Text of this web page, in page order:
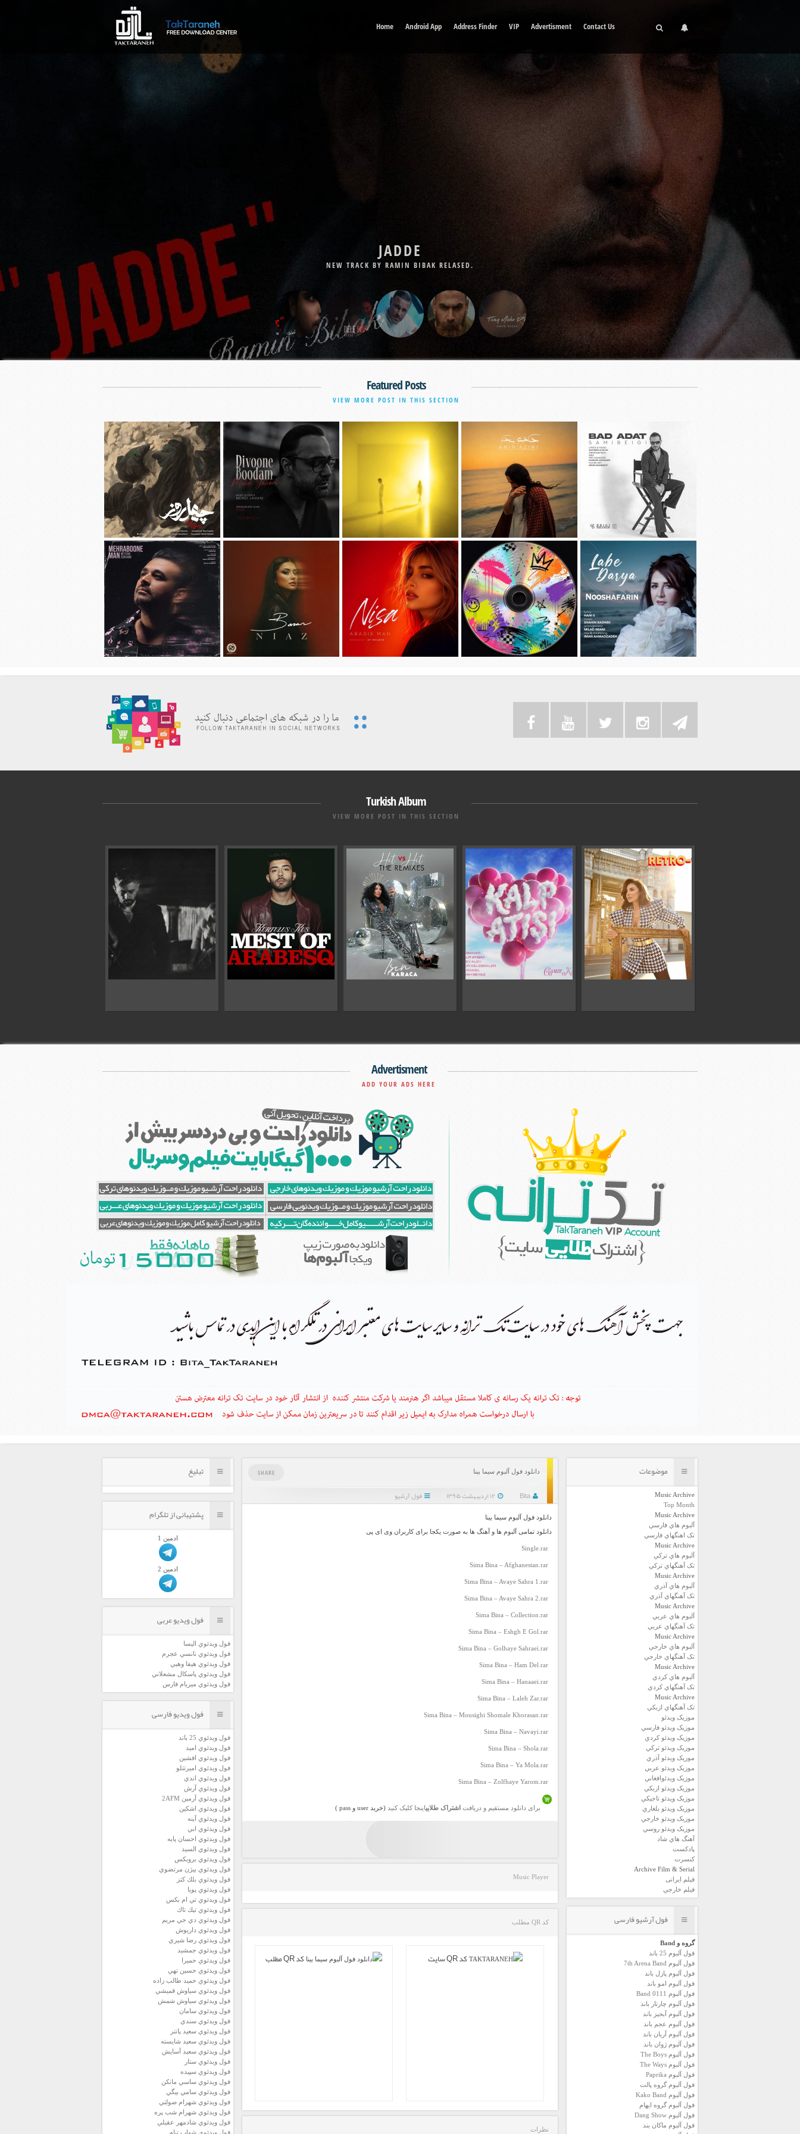
Home Android App Address Finder VIP Advertisment Contact Us
JADDE
NEW TRACK BY RAMIN BIBAK RELASED.
DELE MAN
NEW TRACK BY BABAK JAHANBAKHSH RELASED.
Featured Posts
VIEW MORE POST IN THIS SECTION
دانلود آهنگ جديد محسن چاوشی به نام
چهل روز
دانلود آهنگ جديد مهدی جهانی به نام
دیوونه بودم
دانلود آهنگ جديد سیجل و سوگند به نام
وقتی رفت
دانلود آهنگ جديد امیر عظیمی به نام
دختر بندر
دانلود آهنگ جديد سامی بیگی به نام بد
عادت
مهربون من
Turkish Album
VIEW MORE POST IN THIS SECTION
Advertisment
ADD YOUR ADS HERE
موضوعات
Music Archive
Top Month
Music Archive
آلبوم هاي فارسي
تک اهنگهاي فارسي
Music Archive
آلبوم هاي ترکي
تک آهنگهاي ترکي
Music Archive
آلبوم هاي آذري
تک آهنگهاي آذري
Music Archive
آلبوم هاي عربي
تک آهنگهاي عربي
Music Archive
آلبوم هاي خارجي
تک آهنگهاي خارجي
Music Archive
آلبوم هاي کردي
تک آهنگهاي کردي
Music Archive
تک آهنگهاي ازبکي
موزيک ويدئو
موزيک ويدئو فارسي
موزيک ويدئو كردي
موزيک ويدئو تركي
موزيک ويدئو آذري
موزيک ويدئو عربي
موزيک ويدئوافغاني
موزيک ويدئو ازبكي
موزيک ويدئو تاجيكي
موزيک ويدئو بلغاري
موزيک ويدئو خارجي
موزيک ويدئو روسي
آهنگ هاي شاد
پادكست
كنسرت
Archive Film & Serial
فیلم ایرانی
فیلم خارجي
فول آرشیو فارسی
گروه و Band
فول آلبوم 25 باند
فول آلبوم 7th Arena Band
فول آلبوم پازل باند
فول آلبوم امو باند
فول آلبوم 0111 Band
فول آلبوم چارتار باند
فول آلبوم آبجيز باند
فول آلبوم عجم باند
فول آلبوم آريان باند
فول آلبوم ژوان باند
فول آلبوم The Boys
فول آلبوم The Ways
فول آلبوم Paprika
فول آلبوم گروه پالت
فول آلبوم Kako Band
فول آلبوم گروه ایهام
فول آلبوم Dang Show
فول آلبوم ماکان بند
دانلود فول آلبوم سيما بينا
Bita فول آرشیو
SHARE
دانلود فول آلبوم سيما بينا
دانلود تمامی آلبوم ها و آهنگ ها به صورت یکجا برای کاربران وی ای پی
Single.rar
Sima Bina – Afghanestan.rar
Sima Bina – Avaye Sahra 1.rar
Sima Bina – Avaye Sahra 2.rar
Sima Bina – Collection.rar
Sima Bina – Eshgh E Gol.rar
Sima Bina – Golhaye Sahraei.rar
Sima Bina – Ham Del.rar
Sima Bina – Hanaaei.rar
Sima Bina – Laleh Zar.rar
Sima Bina – Mousighi Shomale Khorasan.rar
Sima Bina – Navayi.rar
Sima Bina – Shola.rar
Sima Bina – Ya Mola.rar
Sima Bina – Zolfhaye Yarom.rar
برای دانلود مستقیم و دریافت اشتراک طلاییاینجا کلیک کنید (خرید user و pass )
Music Player
کد QR مطلب
کد QR مطلب کد QR سایت
نظرات
تبلیغ
پشتیبانی از تلگرام
ادمين 1
ادمين 2
فول ویدیو عربی
فول ويدئوي اليسا
فول ويدئوي نانسي عجرم
فول ويدئوي هيفا وهبي
فول ويدئوي پاسكال مشعلاني
فول ويدئوي ميريام فارس
فول ویدیو فارسی
فول ويدئوي 25 باند
فول ويدئوي اميد
فول ويدئوي افشين
فول ويدئوي اميرتتلو
فول ويدئوي اندي
فول ويدئوي آرش
فول ويدئوي آرمين 2AFM
فول ويدئوي اشكين
فول ويدئوي آينه
فول ويدئوي ابي
فول ويدئوي احسان پايه
فول ويدئوي السيد
فول ويدئوي بروبكس
فول ويدئوي بيژن مرتضوي
فول ويدئوي بلك كتز
فول ويدئوي پويا
فول ويدئوي تي ام بكس
فول ويدئوي تيك تاك
فول ويدئوي دي جي مريم
فول ويدئوي داريوش
فول ويدئوي رضا شيري
فول ويدئوي جمشيد
فول ويدئوي حميرا
فول ويدئوي حسين تهي
فول ويدئوي حميد طالب زاده
فول ويدئوي سياوش قميشي
فول ويدئوي سياوش شمش
فول ويدئوي سامان
فول ويدئوي سندي
فول ويدئوي سعيد پانتر
فول ويدئوي سعيد شايسته
فول ويدئوي سعيد آسايش
فول ويدئوي ستار
فول ويدئوي سپيده
فول ويدئوي ساسي مانكن
فول ويدئوي سامي بيگي
فول ويدئوي شهرام صولتي
فول ويدئوي شهرام شب پره
فول ويدئوي شادمهر عقيلي
فول ويدئوي شهاب تيام